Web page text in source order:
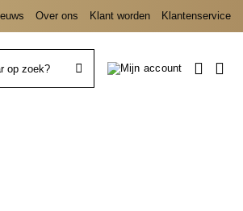
Over ons Klant worden Klantenservice